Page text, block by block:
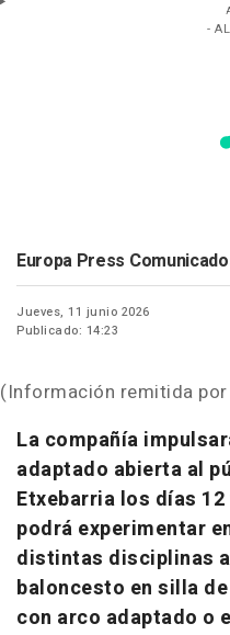
-
Europa Press
Jueves, 11 junio 2026
Publicado: 14:23
(Información remitida
La compañía
adaptado abierta al
Etxebarria los días
podrá experimentar
distintas disciplinas
baloncesto en silla
con arco adaptado o